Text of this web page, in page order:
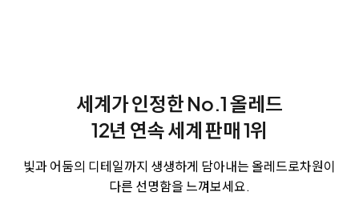
세계가 인정한 No.1 올레드
12년 연속 세계 판매 1위
빛과 어둠의 디테일까지 생생하게 담아내는 올레드로차원이
다른 선명함을 느껴보세요.